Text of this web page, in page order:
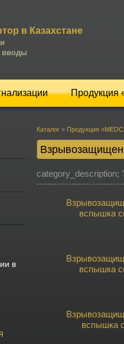
в Казахстане
вводы
Продукция
Каталог» Продукция
category_description;
вспышка
вспышка
вспышка
в